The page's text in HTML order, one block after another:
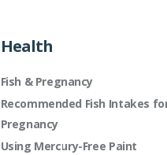
Health
Fish & Pregnancy
Recommended Fish Intakes
Pregnancy
Using Mercury-Free Paint